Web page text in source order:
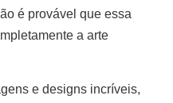
é provável que essa
a arte
e designs incríveis,